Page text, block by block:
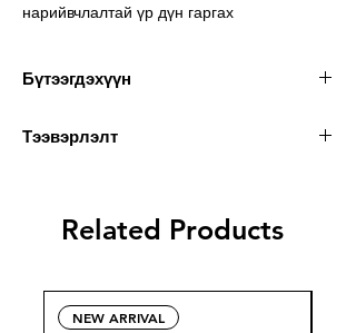
нарийвчлалтай үр дүн гаргах
Бүтээгдэхүүн
уул болон барилгын инженер, зураг зүйн
топографик хэмжилт хийх, хатуу цэг
газарт буулгах хэмжилтүүд гүйцэтгэх
Тээвэрлэлт
Weight 2.2 kg
Related Products
NEW ARRIVAL